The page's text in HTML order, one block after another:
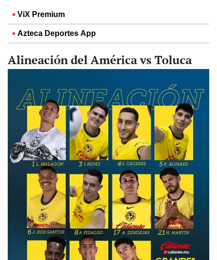
ViX Premium
Azteca Deportes App
Alineación del América vs Toluca